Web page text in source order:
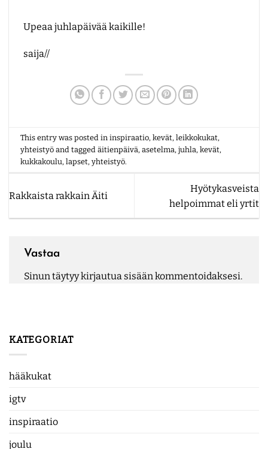
KATEGORIAT
hääkukat
igtv
inspiraatio
joulu
Upeaa juhlapäivää kaikille!
saija//
This entry was posted ininspiraatio,kevät,leikkokukat,
yhteistyö and taggedäitienpäivä,asetelma,juhla,kevät,
kukkakoulu,lapset,yhteistyö.
Rakkaista rakkain Äiti
Hyötykasveista
helpoimmat eli yrtit
Vastaa
Sinun täytyykirjautua sisäänkommentoidaksesi.